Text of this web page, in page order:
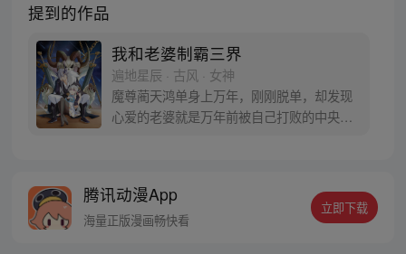
提到的作品
我和老婆制霸三界
遍地星辰 · 古风 · 女神
魔尊蔺天鸿单身上万年，刚刚脱单，却发现
心爱的老婆就是万年前被自己打败的中央天
腾讯动漫App
海量正版漫画畅快看
立即下载